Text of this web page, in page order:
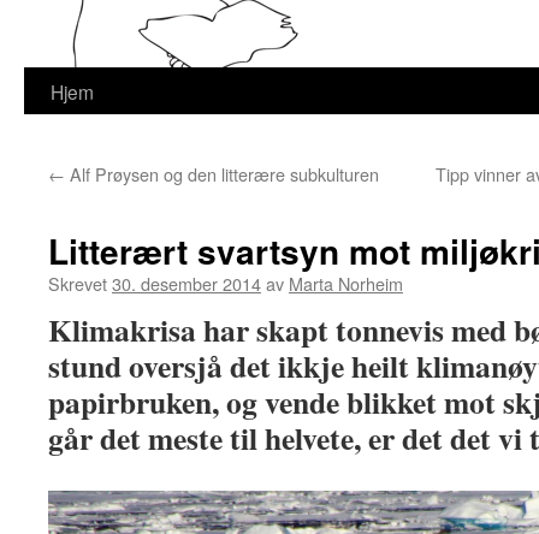
Hopp
innhold
Hjem
← Alf Prøysen og den litterære subkulturen Tipp vinner
Litterært svartsyn mot
Skrevet30. desember 2014av Marta Norheim
Klimakrisa har skapt tonnevis med
stund oversjå det ikkje heilt
papirbruken, og vende blikket mot
går det meste til helvete, er det det vi